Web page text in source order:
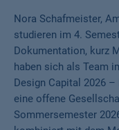
Nora Schafmeister,
studieren im 4.
Dokumentation, kurz
haben sich als Team
Design Capital 2026
eine offene
Sommersemester